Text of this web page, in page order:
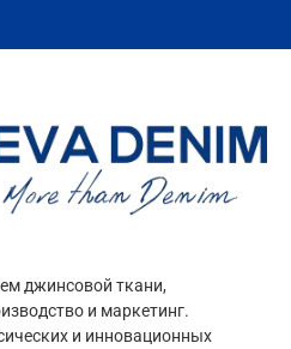
джинсовой ткани,
и маркетинг.
и инновационных